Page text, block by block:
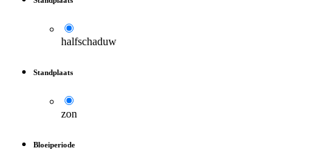
halfschaduw
Standplaats
zon
Bloeiperiode